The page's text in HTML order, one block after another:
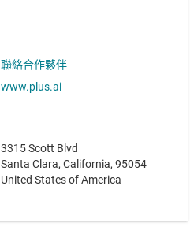
聯絡合作夥伴
www.plus.ai
3315 Scott Blvd
Santa Clara, California, 95054
United States of America